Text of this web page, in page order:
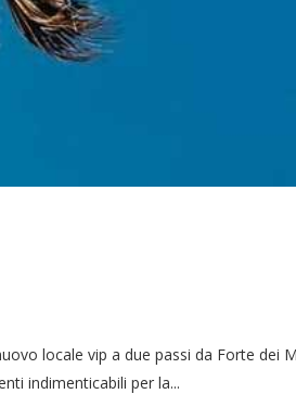
locale vip a due passi da Forte dei
indimenticabili per la...